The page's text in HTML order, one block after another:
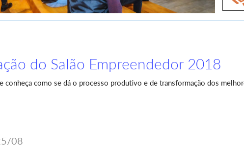
do Salão Empreendedor 2018
conheça como se dá o processo produtivo e de transformação dos
08